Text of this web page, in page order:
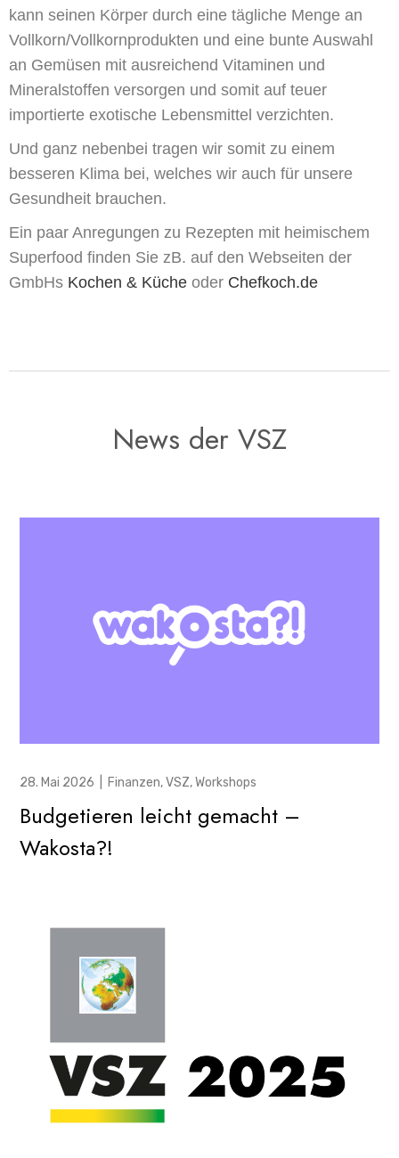
kann seinen Körper durch eine tägliche Menge an
Vollkorn/Vollkornprodukten und eine bunte Auswahl
an Gemüsen mit ausreichend Vitaminen und
Mineralstoffen versorgen und somit auf teuer
importierte exotische Lebensmittel verzichten.
Und ganz nebenbei tragen wir somit zu einem
besseren Klima bei, welches wir auch für unsere
Gesundheit brauchen.
Ein paar Anregungen zu Rezepten mit heimischem
Superfood finden Sie zB. auf den Webseiten der
GmbHs Kochen & Küche oder Chefkoch.de
News der VSZ
28. Mai 2026 Finanzen,VSZ,Workshops
Budgetieren leicht gemacht –
Wakosta?!